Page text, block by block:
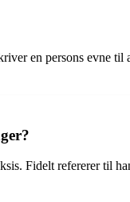
en persons evne til
Fidelt refererer til